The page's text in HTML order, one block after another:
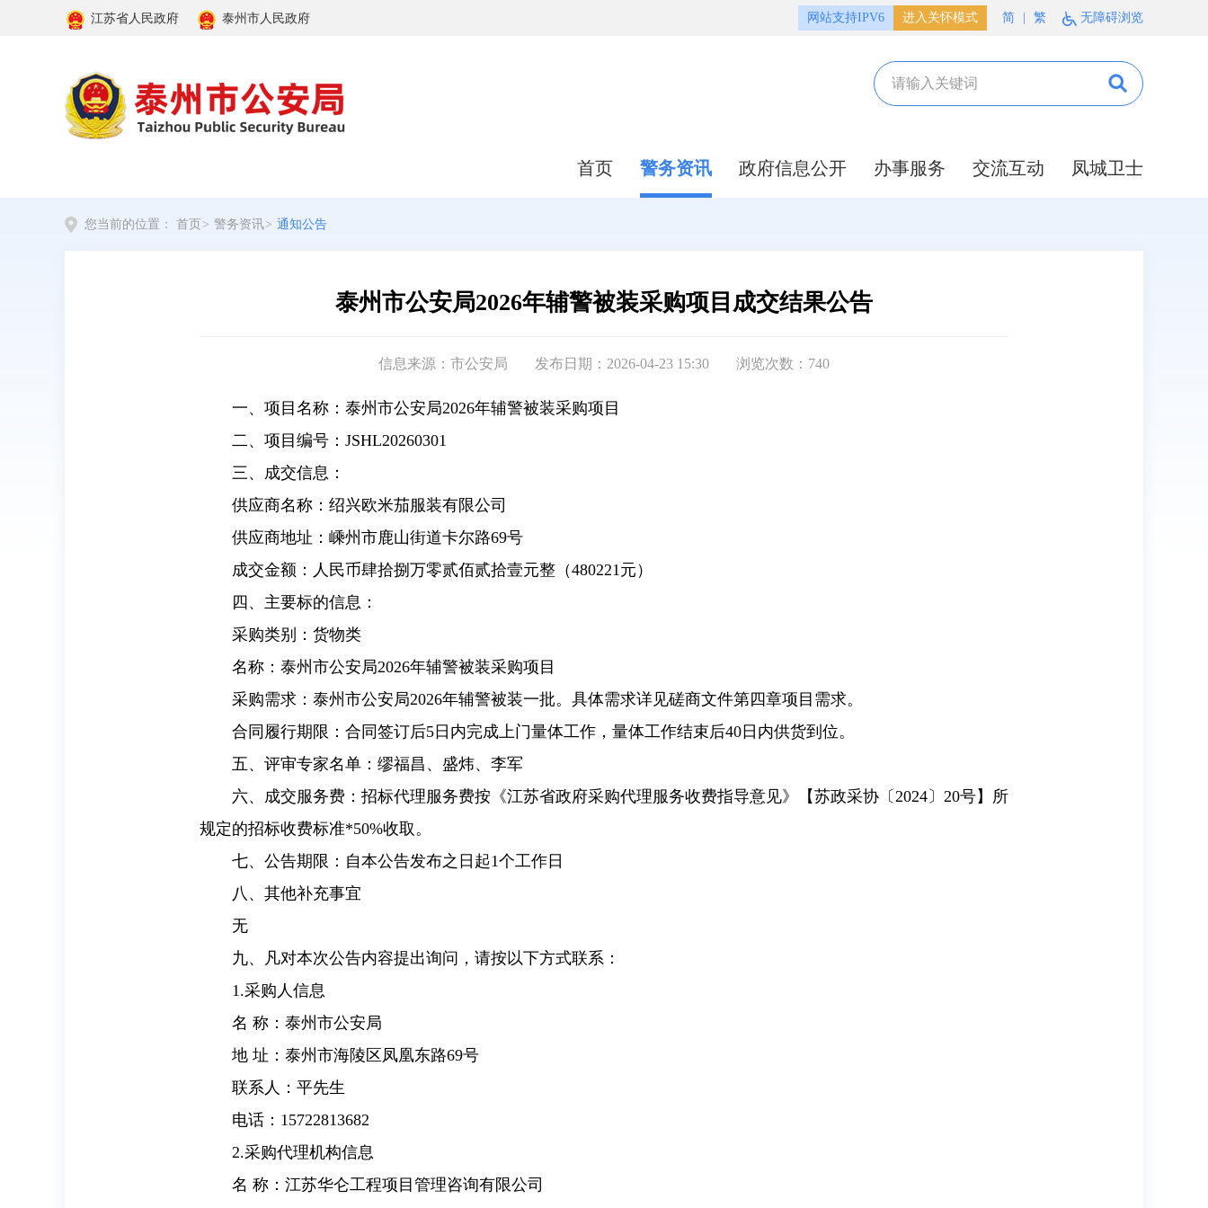
江苏省人民政府 泰州市人民政府 网站支持IPV6 进入关怀模式 简 繁 无障碍浏览
首页 警务资讯 政府信息公开 办事服务 交流互动 凤城卫士
您当前的位置： 首页 > 警务资讯> 通知公告
泰州市公安局2026年辅警被装采购项目成交结果公告
信息来源：市公安局 发布日期：2026-04-23 15:30 浏览次数： 740
一、项目名称：泰州市公安局2026年辅警被装采购项目
二、项目编号：JSHL20260301
三、成交信息：
供应商名称：绍兴欧米茄服装有限公司
供应商地址：嵊州市鹿山街道卡尔路69号
成交金额：人民币肆拾捌万零贰佰贰拾壹元整（480221元）
四、主要标的信息：
采购类别：货物类
名称：泰州市公安局2026年辅警被装采购项目
采购需求：泰州市公安局2026年辅警被装一批。具体需求详见磋商文件第四章项目需求。
合同履行期限：合同签订后5日内完成上门量体工作，量体工作结束后40日内供货到位。
五、评审专家名单：缪福昌、盛炜、李军
六、成交服务费：招标代理服务费按《江苏省政府采购代理服务收费指导意见》【苏政采协〔2024〕20号】所
规定的招标收费标准*50%收取。
七、公告期限：自本公告发布之日起1个工作日
八、其他补充事宜
无
九、凡对本次公告内容提出询问，请按以下方式联系：
1.采购人信息
名 称：泰州市公安局
地 址：泰州市海陵区凤凰东路69号
联系人：平先生
电话：15722813682
2.采购代理机构信息
名 称：江苏华仑工程项目管理咨询有限公司